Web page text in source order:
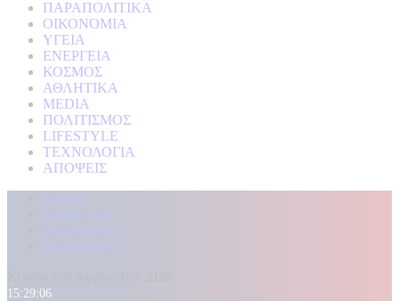
ΠΑΡΑΠΟΛΙΤΙΚΑ
ΟΙΚΟΝΟΜΙΑ
ΥΓΕΙΑ
ΕΝΕΡΓΕΙΑ
ΚΟΣΜΟΣ
ΑΘΛΗΤΙΚΑ
MEDIA
ΠΟΛΙΤΙΣΜΟΣ
LIFESTYLE
ΤΕΧΝΟΛΟΓΙΑ
ΑΠΟΨΕΙΣ
Αρχική
Kontra Live
Καταγγελίες
Επικοινωνία
15:29:08